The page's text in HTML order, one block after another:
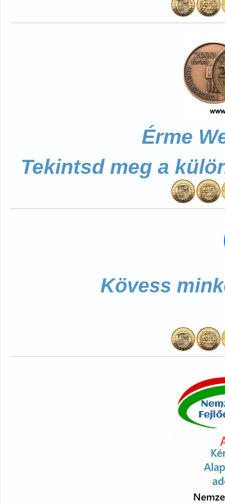
Érme
Tekintsd meg a
Kövess